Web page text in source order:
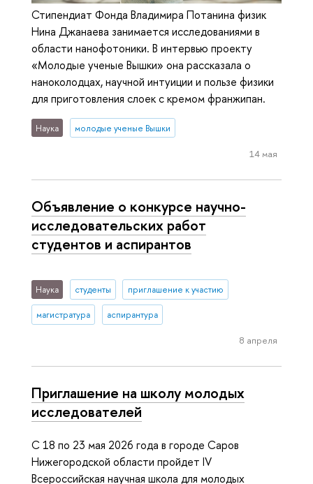
Стипендиат Фонда Владимира Потанина физик
Нина Джанаева занимается исследованиями в
области нанофотоники. В интервью проекту
«Молодые ученые Вышки» она рассказала о
наноколодцах, научной интуиции и пользе физики
для приготовления слоек с кремом франжипан.
Наука молодые ученые Вышки
14 мая
Объявление о конкурсе научно-
исследовательских работ
студентов и аспирантов
Наука студенты приглашение к участию
магистратура аспирантура
8 апреля
Приглашение на школу молодых
исследователей
С 18 по 23 мая 2026 года в городе Саров
Нижегородской области пройдет IV
Всероссийская научная школа для молодых